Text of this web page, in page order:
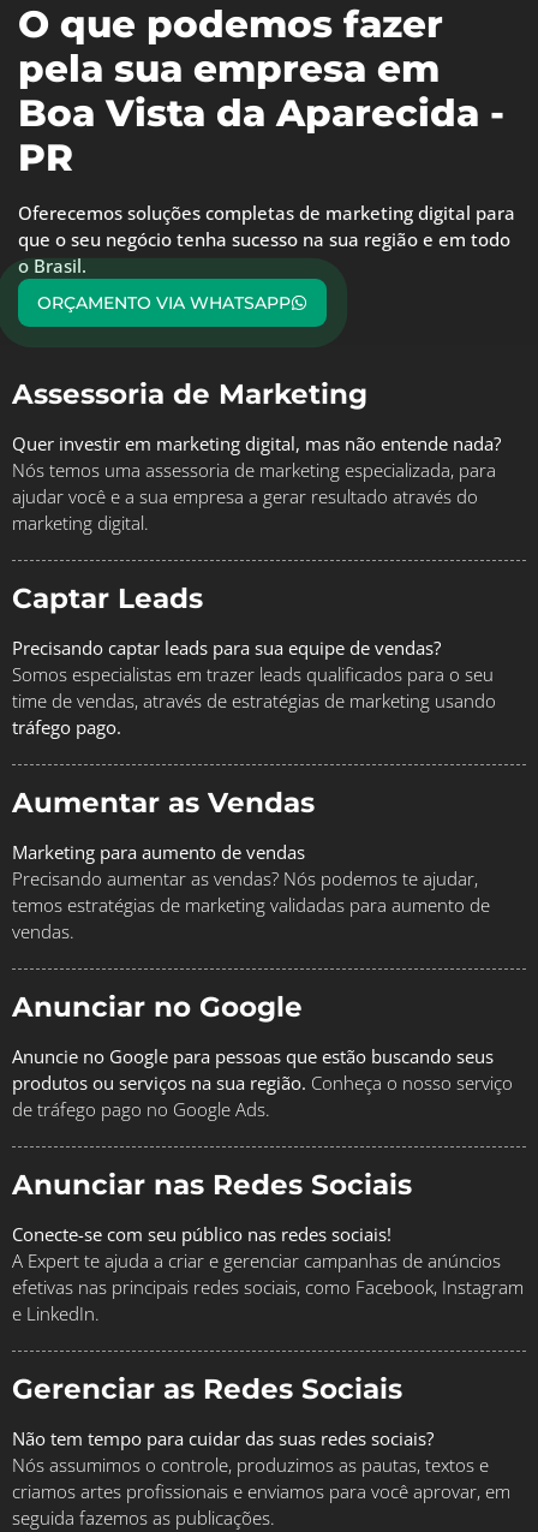
O que podemos fazer
pela sua empresa em
Boa Vista da Aparecida -
PR
Oferecemos soluções completas de marketing digital para
que o seu negócio tenha sucesso na sua região e em todo
o Brasil.
ORÇAMENTO VIA WHATSAPP
Assessoria de Marketing
Quer investir em marketing digital, mas não entende nada?
Nós temos uma assessoria de marketing especializada, para
ajudar você e a sua empresa a gerar resultado através do
marketing digital.
Captar Leads
Precisando captar leads para sua equipe de vendas?
Somos especialistas em trazer leads qualificados para o seu
time de vendas, através de estratégias de marketing usando
tráfego pago.
Aumentar as Vendas
Marketing para aumento de vendas
Precisando aumentar as vendas? Nós podemos te ajudar,
temos estratégias de marketing validadas para aumento de
vendas.
Anunciar no Google
Anuncie no Google para pessoas que estão buscando seus
produtos ou serviços na sua região. Conheça o nosso serviço
de tráfego pago no Google Ads.
Anunciar nas Redes Sociais
Conecte-se com seu público nas redes sociais!
A Expert te ajuda a criar e gerenciar campanhas de anúncios
efetivas nas principais redes sociais, como Facebook, Instagram
e LinkedIn.
Gerenciar as Redes Sociais
Não tem tempo para cuidar das suas redes sociais?
Nós assumimos o controle, produzimos as pautas, textos e
criamos artes profissionais e enviamos para você aprovar, em
seguida fazemos as publicações.